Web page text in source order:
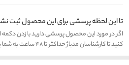
تا این لحظه پرسشی برای این محصول ثبت
اگر در مورد این محصول پرسشی دارید با زدن
کنید تا کارشناسان مدیاژ حداکثر تا ۴۸ ساعت به شما پاسخ دهند